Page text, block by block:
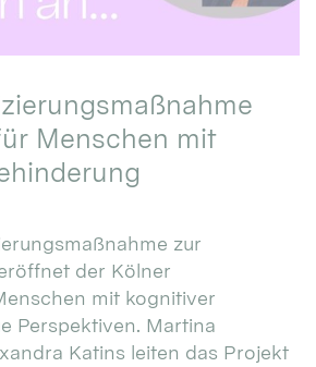
Menschen mit
zur
der Kölner
mit kognitiver
Perspektiven. Martina
Katins leiten das Projekt